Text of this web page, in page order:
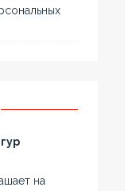
на